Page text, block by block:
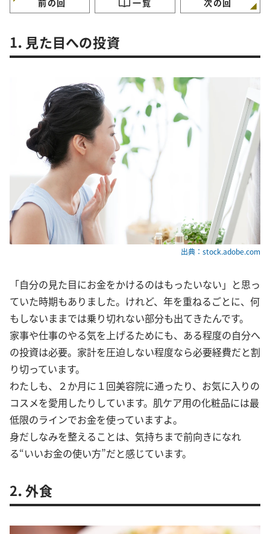
前の回 一覧 次の回
1．見た目への投資
出典：stock.adobe.com
「自分の見た目にお金をかけるのはもったいない」と思っ
ていた時期もありました。けれど、年を重ねるごとに、何
もしないままでは乗り切れない部分も出てきたんです。
家事や仕事のやる気を上げるためにも、ある程度の自分へ
の投資は必要。家計を圧迫しない程度なら必要経費だと割
り切っています。
わたしも、２か月に１回美容院に通ったり、お気に入りの
コスメを愛用したりしています。肌ケア用の化粧品には最
低限のラインでお金を使っていますよ。
身だしなみを整えることは、気持ちまで前向きになれ
る“いいお金の使い方”だと感じています。
2．外食